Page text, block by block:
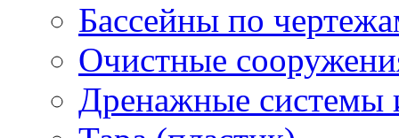
Бассейны по
Очистные
Дренажные системы